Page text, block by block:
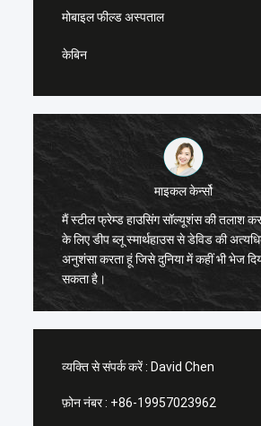
मोबाइल फील्ड अस्पताल
केबिन
माइकल केर्न्सो
हाउसिंग सॉल्यूशंस की तलाश कर रहे लोगों
ब्लू स्मार्थहाउस से डेविड की अत्यधिक
हूं जिसे दुनिया में कहीं भी भेज दिया जा
व्यक्ति से संपर्क करें : David Chen
फ़ोन नंबर : +86-19957023962